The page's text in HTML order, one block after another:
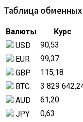
Таблица обменных
Валюты Курс
USD
90,53
EUR
99,37
GBP
115,18
BTC
3 829
AUD
61,20
JPY
0,63